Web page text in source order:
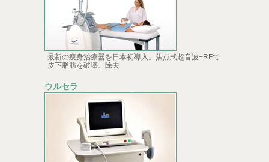
最新の痩身治療器を日本初導入。焦点式超音波+RFで
皮下脂肪を破壊、除去
ウルセラ